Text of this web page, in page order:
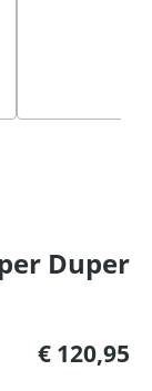
Duper
€ 120,95